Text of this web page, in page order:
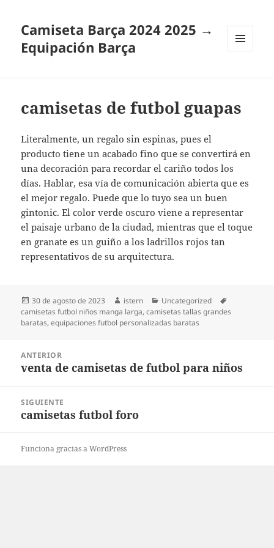
Camiseta Barça 2024 2025 →
Equipación Barça
camisetas de futbol guapas
Literalmente, un regalo sin espinas, pues el
producto tiene un acabado fino que se convertirá en
una decoración para recordar el cariño todos los
días. Hablar, esa vía de comunicación abierta que es
el mejor regalo. Puede que lo tuyo sea un buen
gintonic. El color verde oscuro viene a representar
el paisaje urbano de la ciudad, mientras que el toque
en granate es un guiño a los ladrillos rojos tan
representativos de su arquitectura.
Publicado
el
30 de agosto de 2023 Autor
istern Categorías
Uncategorized
camisetas futbol niños manga larga,camisetas tallas grandes
baratas,equipaciones futbol personalizadas baratas
entradas
ANTERIOR
Entrada
venta de camisetas de futbol para niños
SIGUIENTE
Entrada
camisetas futbol foro
Funciona gracias a WordPress